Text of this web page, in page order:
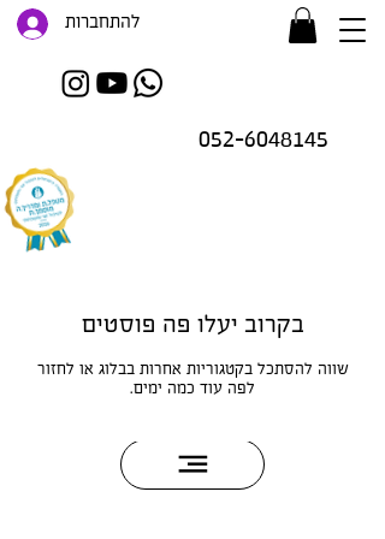
052-6048145
זו רק ההתחלה...
להתחברות
בקרוב יעלו פה פוסטים
שווה להסתכל בקטגוריות אחרות בבלוג או לחזור
לפה עוד כמה ימים.